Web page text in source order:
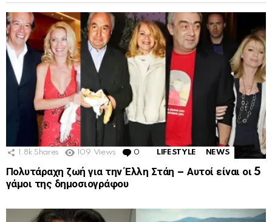
1.8k Shares 109 Views 0 Comments
LIFESTYLE NEWS
Πολυτάραχη ζωή για την Έλλη Στάη – Αυτοί είναι οι 5
γάμοι της δημοσιογράφου